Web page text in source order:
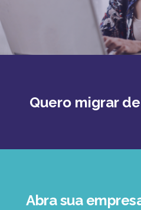
Quero migrar
Abra sua